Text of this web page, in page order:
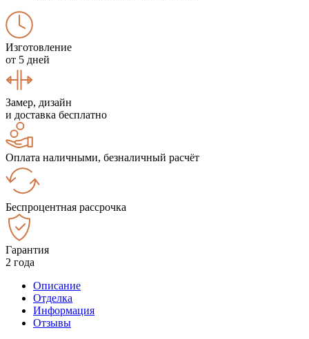
Изготовление
от 5 дней
Замер, дизайн
и доставка бесплатно
Оплата наличными, безналичный расчёт
Беспроцентная рассрочка
Гарантия
2 года
Описание
Отделка
Информация
Отзывы